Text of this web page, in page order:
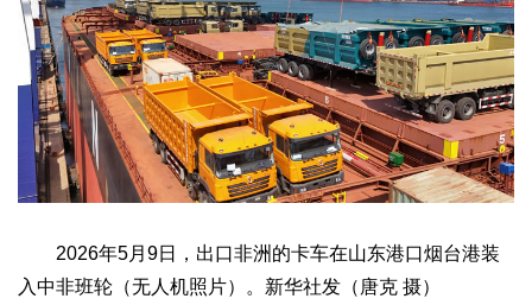
2026年5月9日，出口非洲的卡车在山东港口烟台港装
入中非班轮（无人机照片）。新华社发（唐克 摄）